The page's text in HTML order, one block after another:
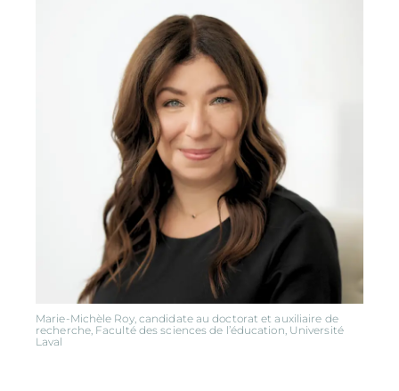
Marie-Michèle Roy, candidate au doctorat et auxiliaire de
recherche, Faculté des sciences de l’éducation, Université
Laval